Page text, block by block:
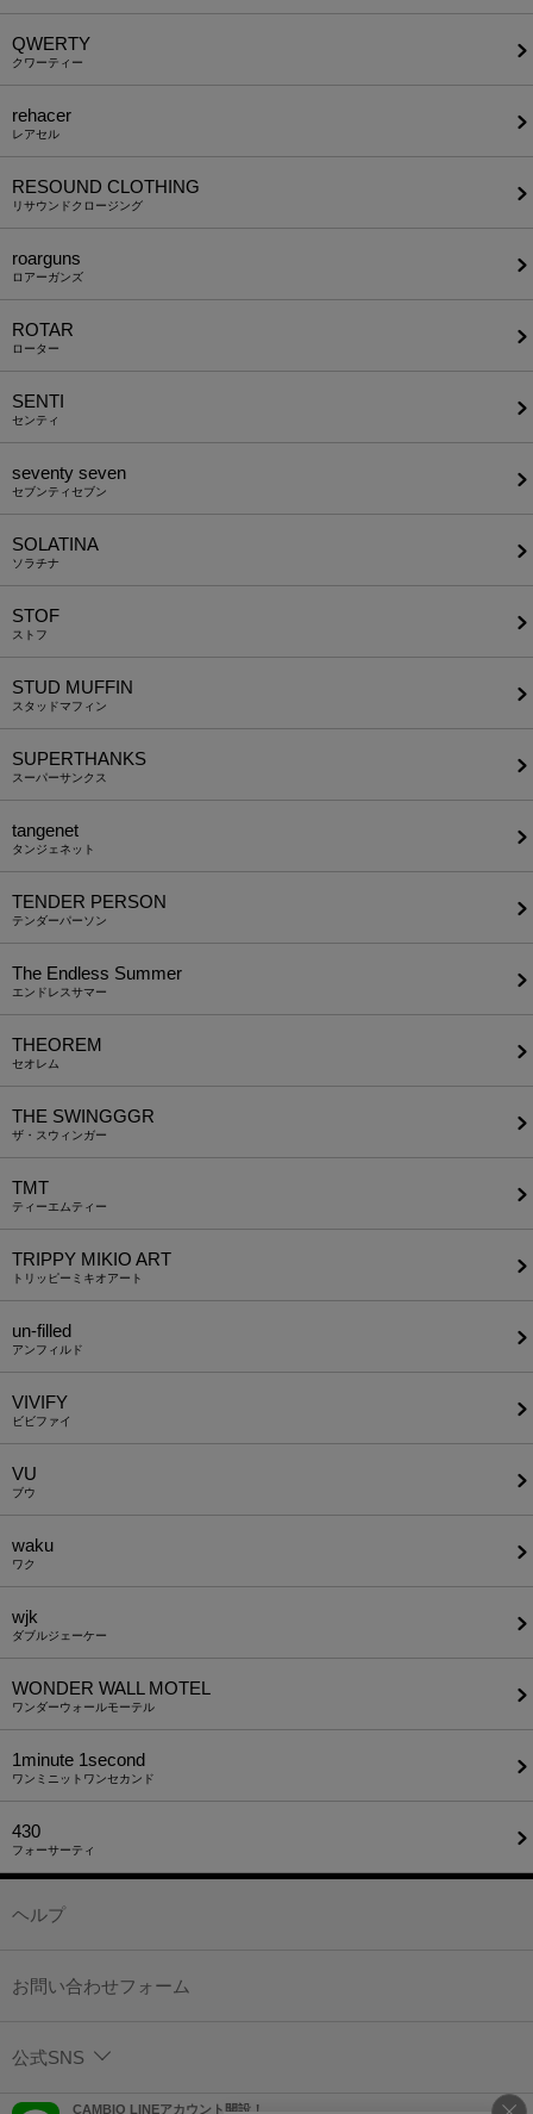
QWERTY
クワーティー
rehacer
レアセル
RESOUND CLOTHING
リサウンドクロージング
roarguns
ロアーガンズ
ROTAR
ローター
SENTI
センティ
seventy seven
セブンティセブン
SOLATINA
ソラチナ
STOF
ストフ
STUD MUFFIN
スタッドマフィン
SUPERTHANKS
スーパーサンクス
tangenet
タンジェネット
TENDER PERSON
テンダーパーソン
The Endless Summer
エンドレスサマー
THEOREM
セオレム
THE SWINGGGR
ザ・スウィンガー
TMT
ティーエムティー
TRIPPY MIKIO ART
トリッピーミキオアート
un-filled
アンフィルド
VIVIFY
ビビファイ
VU
ブウ
waku
ワク
wjk
ダブルジェーケー
WONDER WALL MOTEL
ワンダーウォールモーテル
1minute​ 1second
ワンミニットワンセカンド
430
フォーサーティ
ヘルプ
お問い合わせフォーム
公式SNS
CAMBIO LINEアカウント開設！